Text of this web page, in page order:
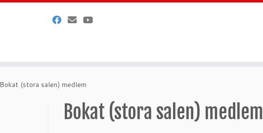
Bokat (stora salen) medlem
Bokat (stora salen) medlem